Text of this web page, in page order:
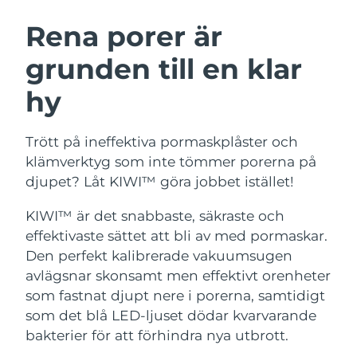
Rena porer är
grunden till en klar
hy
Trött på ineffektiva pormaskplåster och
klämverktyg som inte tömmer porerna på
djupet? Låt KIWI™ göra jobbet istället!
KIWI™ är det snabbaste, säkraste och
effektivaste sättet att bli av med pormaskar.
Den perfekt kalibrerade vakuumsugen
avlägsnar skonsamt men effektivt orenheter
som fastnat djupt nere i porerna, samtidigt
som det blå LED-ljuset dödar kvarvarande
bakterier för att förhindra nya utbrott.
Ansiktsrengöring
Anti-aging massage
Massage, LED heating
LUNA™ 4 Men
For men, anti-aging massage
Microcurrent toning
Microcurrent toning on-the-go
BEAR™ 2 eyes & lips
Microcurrent line smoothing device
Återfuktning
UFO™ 3-paket
Deep facial hydration
UFO™ 3 LED
Near-infrared and red light therapy
device
Munvård
issa™ 4
Hybrid silicone sonic toothbrush
issa™ 4 plus
Smart hybrid silicone sonic toothbrush
FAQ™ ANTI-AGING-BEHANDLING
Anti-aging LED-behandlingar
NEW
Österrike Förväntad leverans
Bahrain Förväntad leverans8/8/26
Belgien
Bermuda Förväntad leverans8/13/26
Bosnien och
Hercegovina
Förväntad leverans8/10/26
Brunei Förväntad leverans 8/12/26
Bulgarien Förväntad leverans
Kanada Förväntad leverans8/11/26
Chile Förväntad leverans